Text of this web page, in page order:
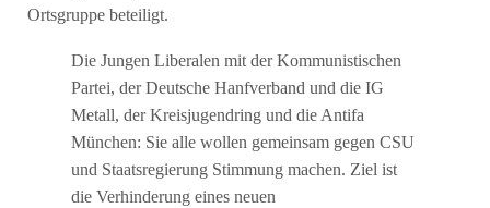
Ortsgruppe beteiligt.
Die Jungen Liberalen mit der Kommunistischen
Partei, der Deutsche Hanfverband und die IG
Metall, der Kreisjugendring und die Antifa
München: Sie alle wollen gemeinsam gegen CSU
und Staatsregierung Stimmung machen. Ziel ist
die Verhinderung eines neuen